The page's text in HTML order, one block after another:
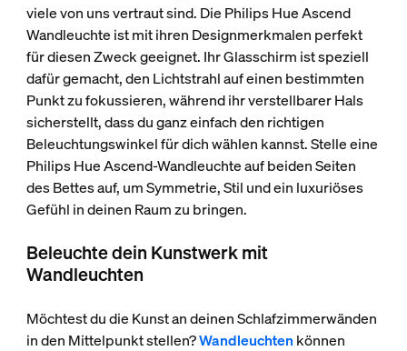
viele von uns vertraut sind. Die Philips Hue Ascend
Wandleuchte ist mit ihren Designmerkmalen perfekt
für diesen Zweck geeignet. Ihr Glasschirm ist speziell
dafür gemacht, den Lichtstrahl auf einen bestimmten
Punkt zu fokussieren, während ihr verstellbarer Hals
sicherstellt, dass du ganz einfach den richtigen
Beleuchtungswinkel für dich wählen kannst. Stelle eine
Philips Hue Ascend-Wandleuchte auf beiden Seiten
des Bettes auf, um Symmetrie, Stil und ein luxuriöses
Gefühl in deinen Raum zu bringen.
Beleuchte dein Kunstwerk mit
Wandleuchten
Möchtest du die Kunst an deinen Schlafzimmerwänden
in den Mittelpunkt stellen?Wandleuchten können